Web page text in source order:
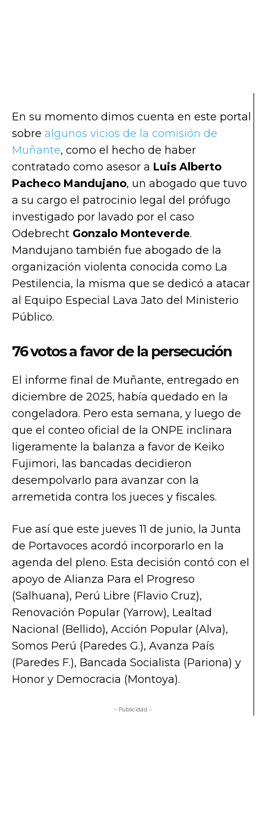
En su momento dimos cuenta en este portal
sobre algunos vicios de la comisión de
Muñante, como el hecho de haber
contratado como asesor a Luis Alberto
Pacheco Mandujano, un abogado que tuvo
a su cargo el patrocinio legal del prófugo
investigado por lavado por el caso
Odebrecht Gonzalo Monteverde.
Mandujano también fue abogado de la
organización violenta conocida como La
Pestilencia, la misma que se dedicó a atacar
al Equipo Especial Lava Jato del Ministerio
Público.
76 votos a favor de la persecución
El informe final de Muñante, entregado en
diciembre de 2025, había quedado en la
congeladora. Pero esta semana, y luego de
que el conteo oficial de la ONPE inclinara
ligeramente la balanza a favor de Keiko
Fujimori, las bancadas decidieron
desempolvarlo para avanzar con la
arremetida contra los jueces y fiscales.
Fue así que este jueves 11 de junio, la Junta
de Portavoces acordó incorporarlo en la
agenda del pleno. Esta decisión contó con el
apoyo de Alianza Para el Progreso
(Salhuana), Perú Libre (Flavio Cruz),
Renovación Popular (Yarrow), Lealtad
Nacional (Bellido), Acción Popular (Alva),
Somos Perú (Paredes G.), Avanza País
(Paredes F.), Bancada Socialista (Pariona) y
Honor y Democracia (Montoya).
- Publicidad -